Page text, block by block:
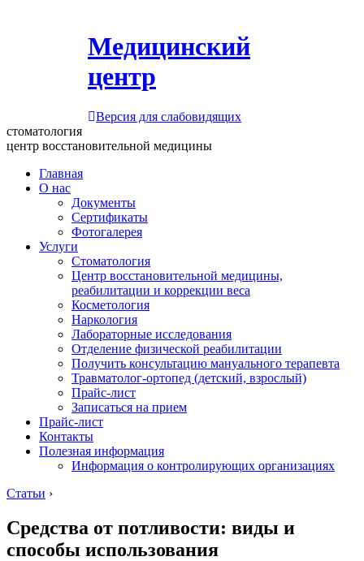
Медицинский
центр
Версия для слабовидящих
стоматология
центр восстановительной медицины
Главная
О нас
Документы
Сертификаты
Фотогалерея
Услуги
Стоматология
Центр восстановительной медицины,
реабилитации и коррекции веса
Косметология
Наркология
Лабораторные исследования
Отделение физической реабилитации
Получить консультацию мануального терапевта
Травматолог-ортопед (детский, взрослый)
Прайс-лист
Записаться на прием
Прайс-лист
Контакты
Полезная информация
Информация о контролирующих организациях
Статьи ›
Средства от потливости: виды и
способы использования